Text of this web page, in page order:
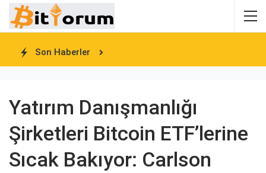
Son Haberler
Yatırım Danışmanlığı
Şirketleri Bitcoin ETF’lerine
Sıcak Bakıyor: Carlson